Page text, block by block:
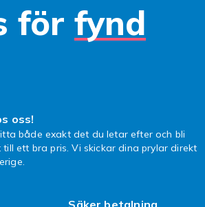
för fynd
oss!
både exakt det du letar efter och bli
ett bra pris. Vi skickar dina prylar direkt
Säker betalning